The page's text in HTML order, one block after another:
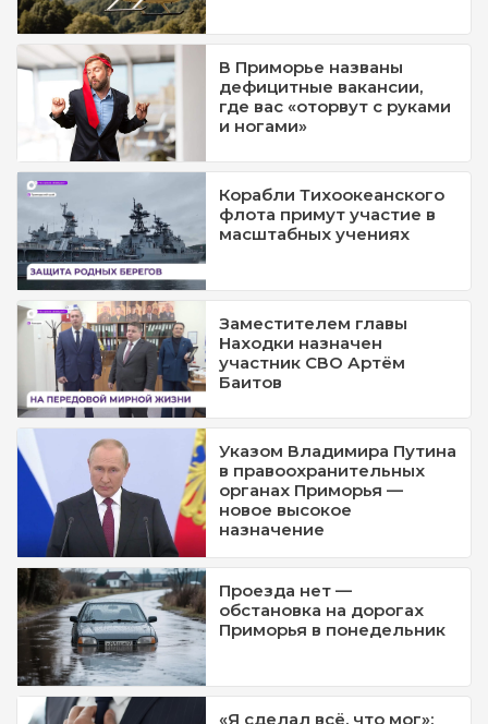
В Приморье названы
дефицитные вакансии,
где вас «оторвут с руками
и ногами»
Корабли Тихоокеанского
флота примут участие в
масштабных учениях
Заместителем главы
Находки назначен
участник СВО Артём
Баитов
Указом Владимира Путина
в правоохранительных
органах Приморья —
новое высокое
назначение
Проезда нет —
обстановка на дорогах
Приморья в понедельник
«Я сделал всё, что мог»: